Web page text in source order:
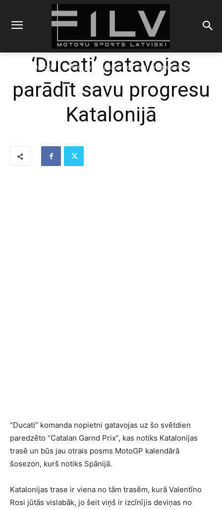
MotoGP 'Ducati' gatavojas parādīt savu progresu Katalonijā
‘Ducati’ gatavojas
parādīt savu progresu
Katalonijā
“Ducati” komanda nopietni gatavojas uz šo svētdien
paredzēto “Catalan Garnd Prix”, kas notiks Katalonijas
trasē un būs jau otrais posms MotoGP kalendārā
šosezon, kurš notiks Spānijā.
Katalonijas trase ir viena no tām trasēm, kurā Valentīno
Rosi jūtās vislabāk, jo šeit viņš ir izcīnījis deviņas no